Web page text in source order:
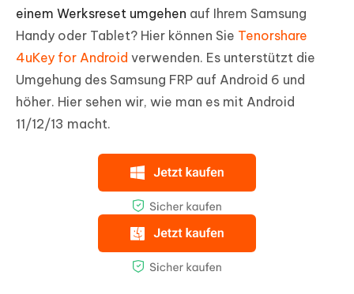
einem Werksreset umgehen auf Ihrem Samsung
Handy oder Tablet? Hier können Sie Tenorshare
4uKey for Android verwenden. Es unterstützt die
Umgehung des Samsung FRP auf Android 6 und
höher. Hier sehen wir, wie man es mit Android
11/12/13 macht.